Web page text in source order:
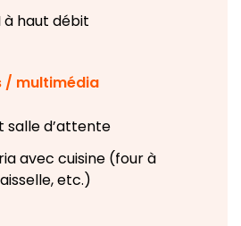
à haut débit
/ multimédia
salle d’attente
avec cuisine (four à
etc.)